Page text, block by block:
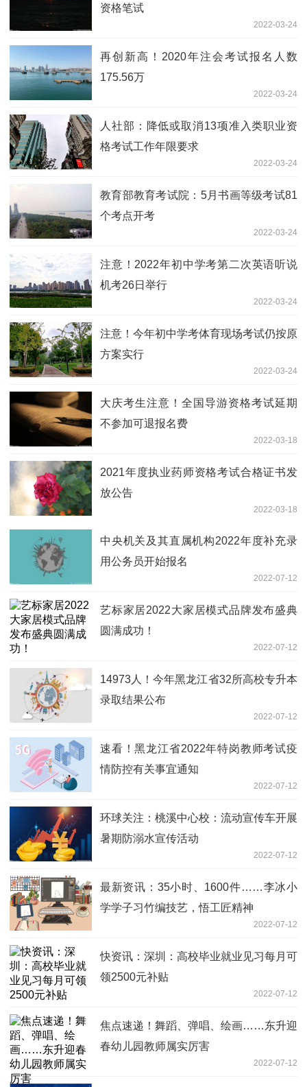
资格笔试
2022-03-24
再创新高！2020年注会考试报名人数
175.56万
2022-03-24
人社部：降低或取消13项准入类职业资
格考试工作年限要求
2022-03-24
教育部教育考试院：5月书画等级考试81
个考点开考
2022-03-24
注意！2022年初中学考第二次英语听说
机考26日举行
2022-03-24
注意！今年初中学考体育现场考试仍按原
方案实行
2022-03-24
大庆考生注意！全国导游资格考试延期
不参加可退报名费
2022-03-18
2021年度执业药师资格考试合格证书发
放公告
2022-03-18
中央机关及其直属机构2022年度补充录
用公务员开始报名
2022-07-12
艺标家居2022大家居模式品牌发布盛典
圆满成功！
2022-07-12
14973人！今年黑龙江省32所高校专升本
录取结果公布
2022-07-12
速看！黑龙江省2022年特岗教师考试疫
情防控有关事宜通知
2022-07-12
环球关注：桃溪中心校：流动宣传车开展
暑期防溺水宣传活动
2022-07-12
最新资讯：35小时、1600件……李冰小
学学子习竹编技艺，悟工匠精神
2022-07-12
快资讯：深圳：高校毕业就业见习每月可
领2500元补贴
2022-07-12
焦点速递！舞蹈、弹唱、绘画……东升迎
春幼儿园教师属实厉害
2022-07-12